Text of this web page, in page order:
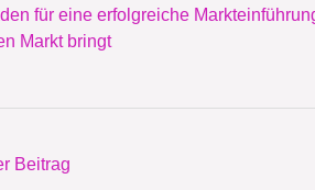
für eine erfolgreiche
Markt bringt
Beitrag